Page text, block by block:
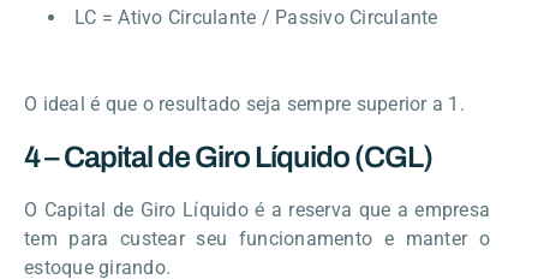
LC = Ativo Circulante / Passivo Circulante
O ideal é que o resultado seja sempre superior a 1.
4 – Capital de Giro Líquido (CGL)
O Capital de Giro Líquido é a reserva que a empresa
tem para custear seu funcionamento e manter o
estoque girando.